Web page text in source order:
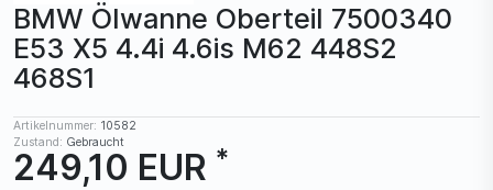
BMW Ölwanne Oberteil 7500340
E53 X5 4.4i 4.6is M62 448S2
468S1
Artikelnummer: 10582
Zustand: Gebraucht
249,10 EUR *